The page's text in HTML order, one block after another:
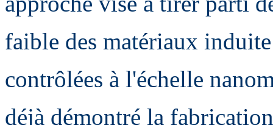
faible des matériaux
contrôlées à l'échelle
déjà démontré la